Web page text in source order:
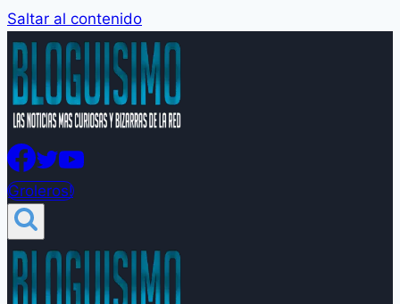
Saltar al contenido
Groleros!